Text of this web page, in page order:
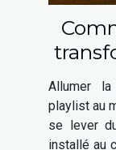
avec
Allumer
playlist au
se lever
installé au